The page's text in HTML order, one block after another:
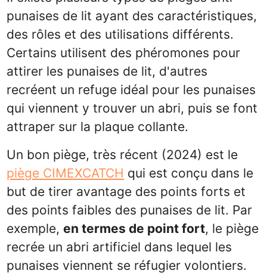
punaises de lit ayant des caractéristiques,
des rôles et des utilisations différents.
Certains utilisent des phéromones pour
attirer les punaises de lit, d'autres
recréent un refuge idéal pour les punaises
qui viennent y trouver un abri, puis se font
attraper sur la plaque collante.
Un bon piège, très récent (2024) est le
piège CIMEXCATCH qui est conçu dans le
but de tirer avantage des points forts et
des points faibles des punaises de lit. Par
exemple,en termes de point fort, le piège
recrée un abri artificiel dans lequel les
punaises viennent se réfugier volontiers.